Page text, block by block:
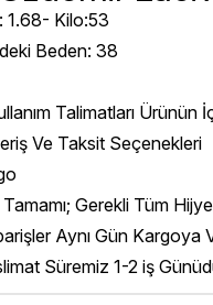
1.68- Kilo:53
Beden: 38
Talimatları
Ve Taksit Seçenekleri
Gerekli Tüm
Aynı Gün Kargoya
Süremiz 1-2 iş